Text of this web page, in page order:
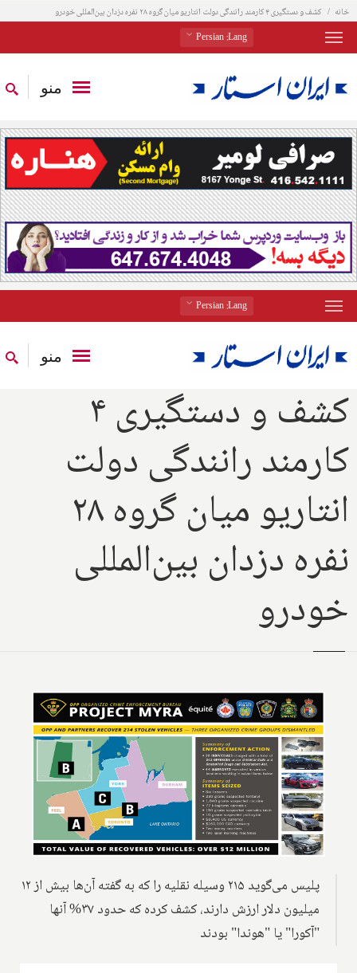
خانه کشف و دستگیری ۴ کارمند رانندگی دولت انتاریو میان گروه ۲۸ نفره دزدان بین‌المللی خودرو
Lang
: Persian
منو
Lang
: Persian
منو
کشف و دستگیری ۴
کارمند رانندگی دولت
انتاریو میان گروه ۲۸
نفره دزدان بین‌المللی
خودرو
پلیس می‌گوید ۲۱۵ وسیله نقلیه را که به گفته آن‌ها بیش از ۱۲
میلیون دلار ارزش دارند، کشف کرده که حدود ۳۷% آنها
"آکورا" یا "هوندا" بودند